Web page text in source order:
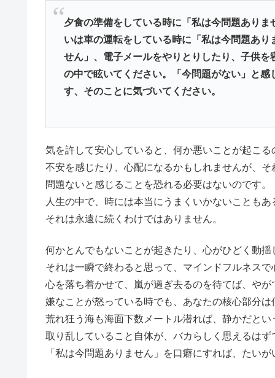
夕食の準備をしている時に「私は今問題あり
いは車の運転をしている時に「私は今問題あ
せん」、電子メールをやりとりしたり、子供
の中で眩いてください。「今問題がない」と
す、そのことに気づいてください。
気を許して安心していると、何か悪いことが起こる
不安を感じたり、心配になるかもしれませんが、
問題ないと感じることを恐れる必要はないのです。
人生の中で、時には本当にうまくいかないこともあ
それは永遠に続くわけではありません。
何かとんでもないことが起きたり、心がひどく動
それは一瞬で終わると思って、マインドフルネス
心を落ち着かせて、嵐が過ぎ去るのを待てば、や
嫌なことが怒っている時でも、あなたの核心部分
荒れ狂う海も海面下数メートル潜れば、静かだと
取り乱していること自体が、バカらしく思えるはず
「私は今問題ありません」を口癖にすれば、たい